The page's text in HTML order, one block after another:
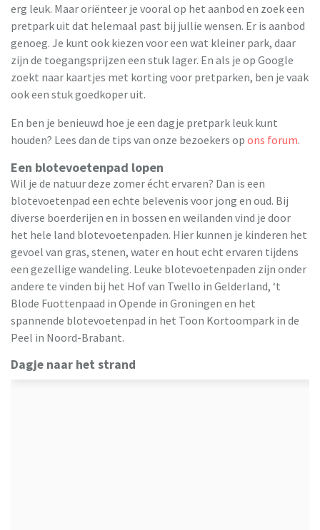
erg leuk. Maar oriënteer je vooral op het aanbod en zoek een
pretpark uit dat helemaal past bij jullie wensen. Er is aanbod
genoeg. Je kunt ook kiezen voor een wat kleiner park, daar
zijn de toegangsprijzen een stuk lager. En als je op Google
zoekt naar kaartjes met korting voor pretparken, ben je vaak
ook een stuk goedkoper uit.
En ben je benieuwd hoe je een dagje pretpark leuk kunt
houden? Lees dan de tips van onze bezoekers op ons forum.
Een blotevoetenpad lopen
Wil je de natuur deze zomer écht ervaren? Dan is een
blotevoetenpad een echte belevenis voor jong en oud. Bij
diverse boerderijen en in bossen en weilanden vind je door
het hele land blotevoetenpaden. Hier kunnen je kinderen het
gevoel van gras, stenen, water en hout echt ervaren tijdens
een gezellige wandeling. Leuke blotevoetenpaden zijn onder
andere te vinden bij het Hof van Twello in Gelderland, ‘t
Blode Fuottenpaad in Opende in Groningen en het
spannende blotevoetenpad in het Toon Kortoompark in de
Peel in Noord-Brabant.
Dagje naar het strand